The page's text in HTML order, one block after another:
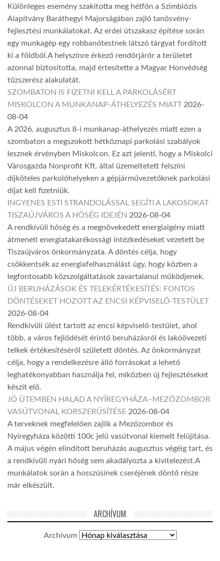
Különleges esemény szakította meg hétfőn a Szimbiózis
Alapítvány Baráthegyi Majorságában zajló tanösvény-
fejlesztési munkálatokat. Az erdei útszakasz építése során
egy munkagép egy robbanótestnek látszó tárgyat fordított
ki a földből.A helyszínre érkező rendőrjárőr a területet
azonnal biztosította, majd értesítette a Magyar Honvédség
tűzszerész alakulatát.
SZOMBATON IS FIZETNI KELL A PARKOLÁSÉRT
MISKOLCON A MUNKANAP-ÁTHELYEZÉS MIATT 2026-
08-04
A 2026. augusztus 8-i munkanap-áthelyezés miatt ezen a
szombaton a megszokott hétköznapi parkolási szabályok
lesznek érvényben Miskolcon. Ez azt jelenti, hogy a Miskolci
Városgazda Nonprofit Kft. által üzemeltetett felszíni
díjköteles parkolóhelyeken a gépjárművezetőknek parkolási
díjat kell fizetniük.
INGYENES ESTI STRANDOLÁSSAL SEGÍTI A LAKOSOKAT
TISZAÚJVÁROS A HŐSÉG IDEJÉN 2026-08-04
A rendkívüli hőség és a megnövekedett energiaigény miatt
átmeneti energiatakarékossági intézkedéseket vezetett be
Tiszaújváros önkormányzata. A döntés célja, hogy
csökkentsék az energiafelhasználást úgy, hogy közben a
legfontosabb közszolgáltatások zavartalanul működjenek.
ÚJ BERUHÁZÁSOK ÉS TELEKÉRTÉKESÍTÉS: FONTOS
DÖNTÉSEKET HOZOTT AZ ENCSI KÉPVISELŐ-TESTÜLET
2026-08-04
Rendkívüli ülést tartott az encsi képviselő-testület, ahol
több, a város fejlődését érintő beruházásról és lakóövezeti
telkek értékesítéséről született döntés. Az önkormányzat
célja, hogy a rendelkezésre álló forrásokat a lehető
leghatékonyabban használja fel, miközben új fejlesztéseket
készít elő.
JÓ ÜTEMBEN HALAD A NYÍREGYHÁZA–MEZŐZOMBOR
VASÚTVONAL KORSZERŰSÍTÉSE 2026-08-04
A terveknek megfelelően zajlik a Mezőzombor és
Nyíregyháza közötti 100c jelű vasútvonal kiemelt felújítása.
A május végén elindított beruházás augusztus végéig tart, és
a rendkívüli nyári hőség sem akadályozta a kivitelezést.A
munkálatok során a hosszúsínek cseréjének döntő része
már elkészült.
ARCHÍVUM
Archívum